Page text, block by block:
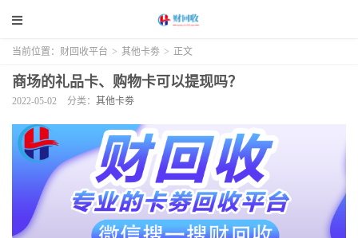
当前位置： 财回收平台 > 其他卡劵 > 正文
商场的礼品卡、购物卡可以提现吗？
2022-05-02 分类： 其他卡劵